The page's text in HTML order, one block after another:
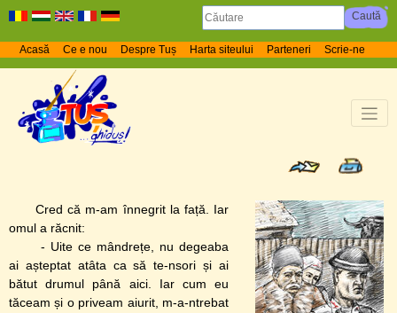
Acasă Ce e nou Despre Tuș Harta siteului Parteneri Scrie-ne
Cred că m-am înnegrit la față. Iar
omul a răcnit:
- Uite ce mândrețe, nu degeaba
ai așteptat atâta ca să te-nsori și ai
bătut drumul până aici. Iar cum eu
tăceam și o priveam aiurit, m-a-ntrebat